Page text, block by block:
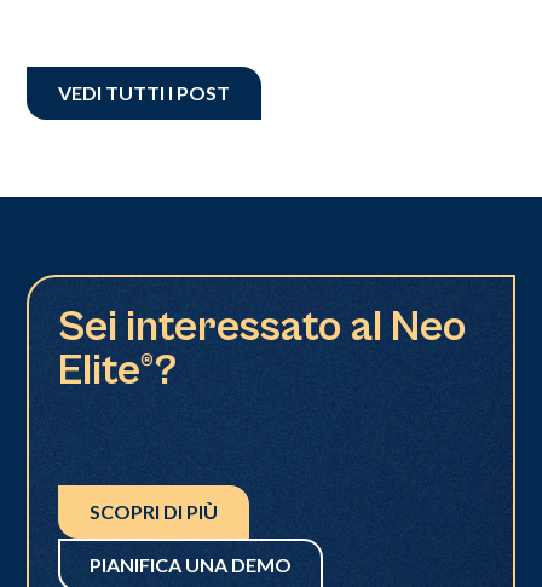
VEDI TUTTI I POST
Sei interessato al Neo
Elite®?
SCOPRI DI PIÙ
PIANIFICA UNA DEMO